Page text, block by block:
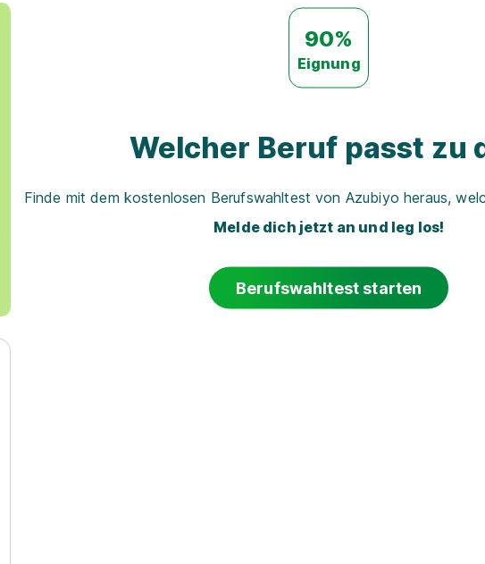
90%
Eignung
Welcher Beruf passt zu
Finde mit dem kostenlosen Berufswahltest von Azubiyo heraus,
Melde dich jetzt an und leg los!
Berufswahltest starten